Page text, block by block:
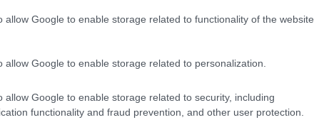
allow Google to enable storage related to functionality of the website
allow Google to enable storage related to personalization.
allow Google to enable storage related to security, including
functionality and fraud prevention, and other user protection.